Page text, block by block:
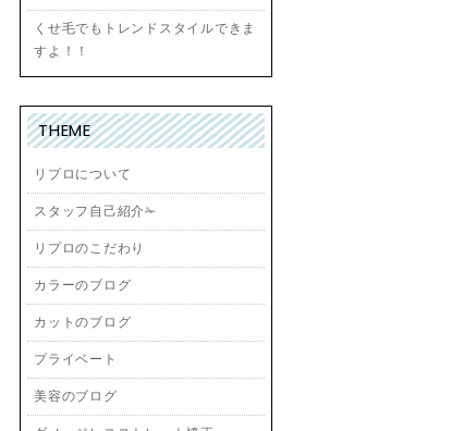
くせ毛でもトレンドスタイルできま
すよ！！
THEME
リプロについて
スタッフ自己紹介✁
リプロのこだわり
カラーのブログ
カットのブログ
プライベート
美容のブログ